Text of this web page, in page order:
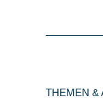
THEMEN &